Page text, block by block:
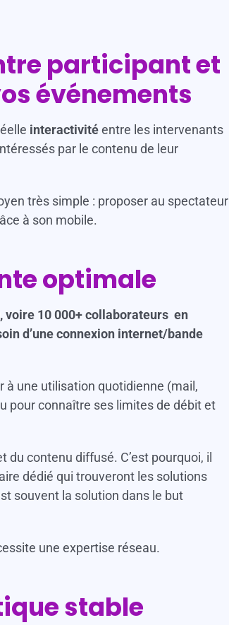
participant et
événements
interactivitéentre les intervenants
par le contenu de leur
très simple : proposer au spectateur
à son mobile.
optimale
voire 10 000+ collaborateurs en
d’une connexion internet/bande
à une utilisation quotidienne (mail,
pour connaître ses limites de débit et
du contenu diffusé. C’est pourquoi, il
dédié qui trouveront les solutions
souvent la solution dans le but
une expertise réseau.
stable